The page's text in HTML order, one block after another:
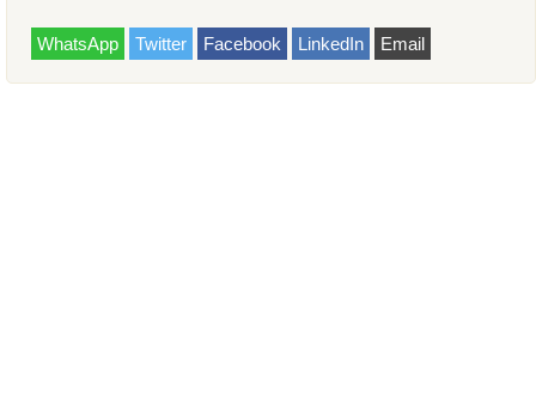
WhatsApp Twitter Facebook LinkedIn Email